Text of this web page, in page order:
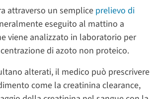
attraverso un semplice prelievo di
eseguito al mattino a
viene analizzato in laboratorio per
di azoto non proteico.
alterati, il medico può prescrivere
come la creatinina clearance,